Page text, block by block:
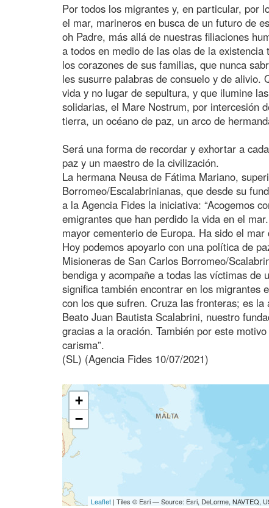
Por todos los migrantes y, en particular, por
el mar, marineros en busca de un futuro de
oh Padre, más allá de nuestras filiaciones
a todos en medio de las olas de la
los corazones de sus familias, que nunca
les susurre palabras de consuelo y de
vida y no lugar de sepultura, y que ilumine
solidarias, el Mare Nostrum, por intercesión
tierra, un océano de paz, un arco de
Será una forma de recordar y exhortar a
paz y un maestro de la civilización.
La hermana Neusa de Fátima Mariano,
Borromeo/Escalabrinianas, que desde su
a la Agencia Fides la iniciativa: “Acogemos
emigrantes que han perdido la vida en el
mayor cementerio de Europa. Ha sido el
Hoy podemos apoyarlo con una política de
Misioneras de San Carlos Borromeo/
bendiga y acompañe a todas las víctimas
significa también encontrar en los migrantes
con los que sufren. Cruza las fronteras; es
Beato Juan Bautista Scalabrini, nuestro
gracias a la oración. También por este
carisma”.
(SL) (Agencia Fides 10/07/2021)
+
−
Leaflet| Tiles © Esri — Source: Esri, DeLorme, NAVTEQ,